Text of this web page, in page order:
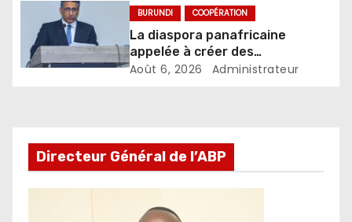
BURUNDI COOPÉRATION
La diaspora panafricaine
appelée à créer des
mécanismes favorisant
Août 6, 2026 Administrateur
Directeur Général de l’ABP